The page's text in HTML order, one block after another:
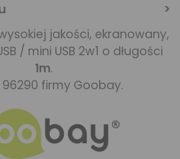
jakości, ekranowany,
/ mini USB 2w1 o długości
1m.
firmy Goobay.